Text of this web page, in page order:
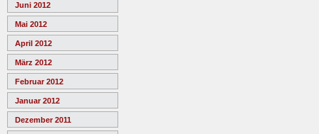
Juni 2012
Mai 2012
April 2012
März 2012
Februar 2012
Januar 2012
Dezember 2011